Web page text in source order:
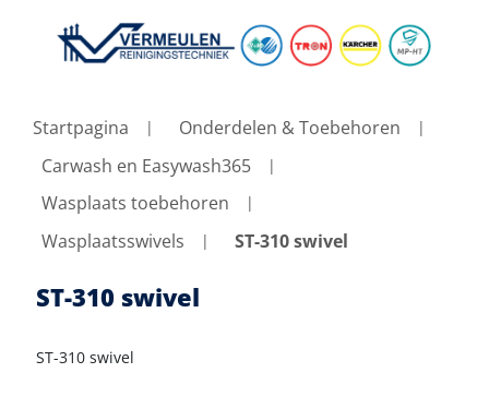
Startpagina
Onderdelen & Toebehoren
Carwash en Easywash365
Wasplaats toebehoren
Wasplaatsswivels
ST-310 swivel
ST-310 swivel
ST-310 swivel